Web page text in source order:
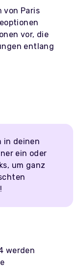
von Paris
vor, die
entlang
in deinen
ein oder
um ganz
werden